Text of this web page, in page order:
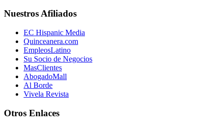
Nuestros Afiliados
EC Hispanic Media
Quinceanera.com
EmpleosLatino
Su Socio de Negocios
MasClientes
AbogadoMall
Al Borde
Vivela Revista
Otros Enlaces